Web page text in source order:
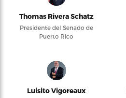
Thomas Rivera Schatz
Presidente del Senado de
Puerto Rico
Luisito Vigoreaux